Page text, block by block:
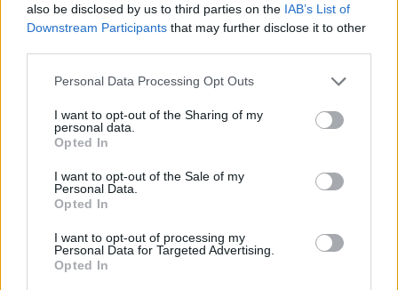
also be disclosed by us to third parties on the IAB’s List of
Downstream Participants that may further disclose it to other
Please note that this website/app uses one or more Google
not limited to your visit or usage behaviour. You may click to
grant or deny consent to Google and its third-party tags to
use your data for below specified purposes in below Google
consent section.
Personal Data Processing Opt Outs
I want to opt-out of the Sharing of my
personal data.
Opted In
I want to opt-out of the Sale of my
Personal Data.
Opted In
I want to opt-out of processing my
Personal Data for Targeted Advertising.
Opted In
AUTORE
Staff